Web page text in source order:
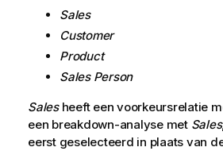
Sales
Customer
Product
Sales Person
Salesheeft een voorkeursrelatie
een breakdown-analyse met Sales
eerst geselecteerd in plaats van